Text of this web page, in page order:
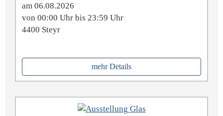
am 06.08.2026
von 00:00 Uhr bis 23:59 Uhr
4400 Steyr
mehr Details